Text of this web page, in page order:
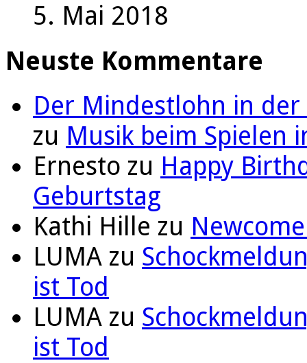
5. Mai 2018
Neuste Kommentare
Der Mindestlohn in der
zu Musik beim Spielen
Ernesto zu Happy
Geburtstag
Kathi Hille zu
LUMA zu
ist Tod
LUMA zu
ist Tod